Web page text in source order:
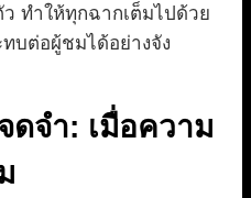
ทำให้ทุกฉากเต็มไปด้วย
บต่อผู้ชมได้อย่างจัง
ดจำ: เมื่อความ